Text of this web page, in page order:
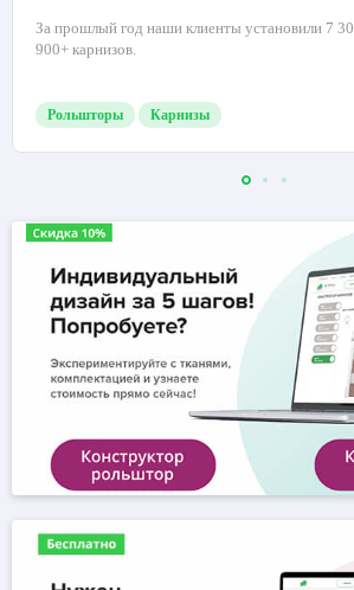
За прошлый год наши клиенты установили 7
900+ карнизов.
Рольшторы Карнизы